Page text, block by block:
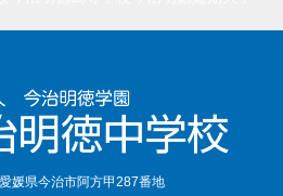
媛県今治市阿方甲287番地